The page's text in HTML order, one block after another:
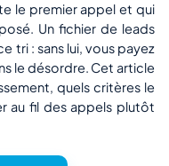
le premier appel et qui
Un fichier de leads
tri : sans lui, vous payez
le désordre. Cet article
quels critères le
au fil des appels plutôt